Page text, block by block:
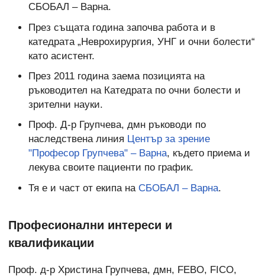
СБОБАЛ – Варна.
През същата година започва работа и в
катедрата „Неврохирургия, УНГ и очни болести“
като асистент.
През 2011 година заема позицията на
ръководител на Катедрата по очни болести и
зрителни науки.
Проф. Д-р Групчева, дмн ръководи по
наследствена линия Център за зрение
"Професор Групчева" – Варна, където приема и
лекува своите пациенти по график.
Тя е и част от екипа на СБОБАЛ – Варна.
Професионални интереси и
квалификации
Проф. д-р Христина Групчева, дмн, FEBO, FICO,